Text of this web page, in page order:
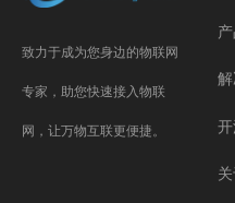
致力于成为您身边的物联网
专家，助您快速接入物联
网，让万物互联更便捷。 开